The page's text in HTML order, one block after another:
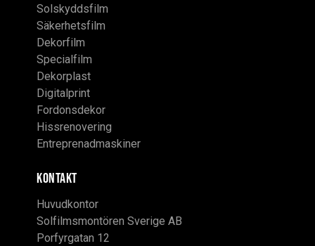
Solskyddsfilm
Säkerhetsfilm
Dekorfilm
Specialfilm
Dekorplast
Digitalprint
Fordonsdekor
Hissrenovering
Entreprenadmaskiner
KONTAKT
Huvudkontor
Solfilmsmontören Sverige AB
Porfyrgatan 12